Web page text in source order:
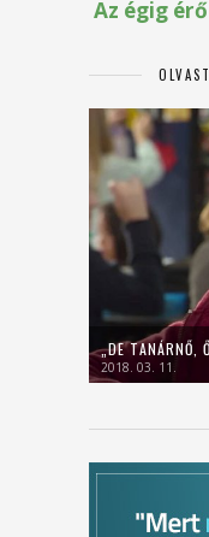
„DE TANÁRNŐ,
2018. 03. 11.